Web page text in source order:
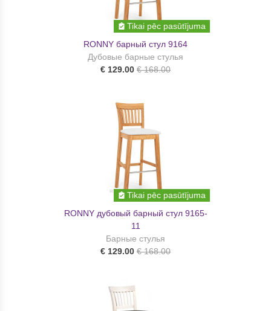
Tikai pēc pasūtījuma
RONNY барный стул 9164
Дубовые барные стулья
€ 129.00 € 168.00
Tikai pēc pasūtījuma
RONNY дубовый барный стул 9165-
11
Барные стулья
€ 129.00 € 168.00